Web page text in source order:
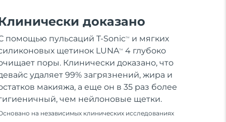
доказано
помощью пульсаций T-SonicTM
и мягких
щетинок LUNATM
4 глубоко
поры. Клинически доказано, что
удаляет 99% загрязнений, жира и
макияжа, а еще он в 35 раз более
чем нейлоновые щетки.
на независимых клинических исследованиях